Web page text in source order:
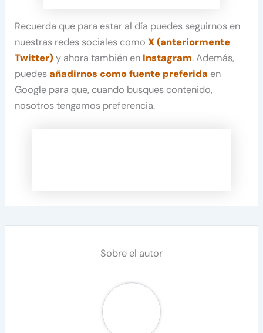
Recuerda que para estar al día puedes seguirnos en
nuestras redes sociales comoX (anteriormente
Twitter) y ahora también en Instagram. Además,
puedesañadirnos como fuente preferida en
Google para que, cuando busques contenido,
nosotros tengamos preferencia.
Sobre el autor